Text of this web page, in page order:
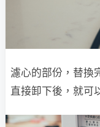
濾心的部份，替換
直接卸下後，就可